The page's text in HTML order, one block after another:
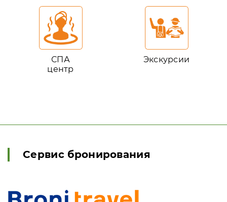
СПА
центр
Экскурсии
Сервис бронирования